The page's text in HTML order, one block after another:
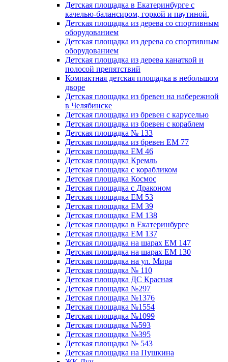
Детская площадка в Екатеринбурге с
качелью-балансиром, горкой и паутиной.
Детская площадка из дерева со спортивным
оборудованием
Детская площадка из дерева со спортивным
оборудованием
Детская площадка из дерева канаткой и
полосой препятствий
Компактная детская площадка в небольшом
дворе
Детская площадка из бревен на набережной
в Челябинске
Детская площадка из бревен с каруселью
Детская площадка из бревен с кораблем
Детская площадка № 133
Детская площадка из бревен ЕМ 77
Детская площадка ЕМ 46
Детская площадка Кремль
Детская площадка с корабликом
Детская площадка Космос
Детская площадка с Драконом
Детская площадка ЕМ 53
Детская площадка ЕМ 39
Детская площадка ЕМ 138
Детская площадка в Екатеринбурге
Детская площадка ЕМ 137
Детская площадка на шарах ЕМ 147
Детская площадка на шарах ЕМ 130
Детская площадка на ул. Мира
Детская площадка № 110
Детская площадка ДС Красная
Детская площадка №297
Детская площадка №1376
Детская площадка №1554
Детская площадка №1099
Детская площадка №593
Детская площадка №395
Детская площадка № 543
Детская площадка на Пушкина